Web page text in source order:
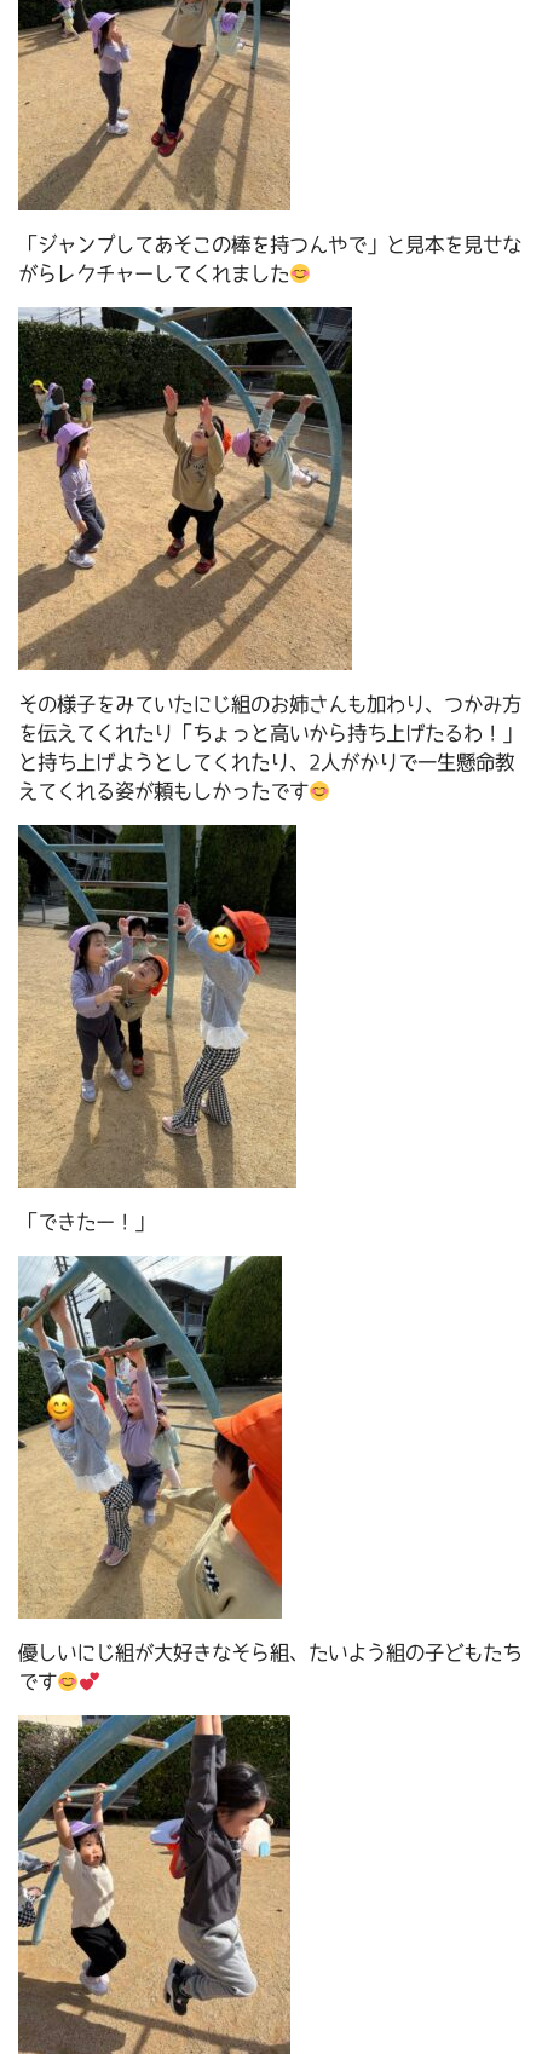
「ジャンプしてあそこの棒を持つんやで」と見本を見せな
がらレクチャーしてくれました
その様子をみていたにじ組のお姉さんも加わり、つかみ方
を伝えてくれたり「ちょっと高いから持ち上げたるわ！」
と持ち上げようとしてくれたり、2人がかりで一生懸命教
えてくれる姿が頼もしかったです
「できたー！」
優しいにじ組が大好きなそら組、たいよう組の子どもたち
です